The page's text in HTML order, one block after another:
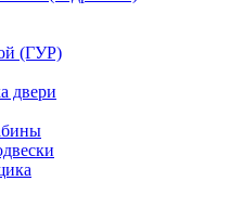
(ГУР)
двери